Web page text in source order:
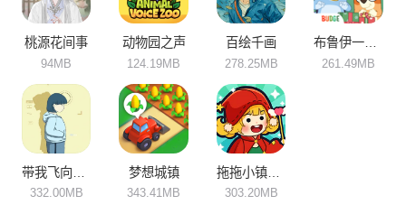
喜欢的小伙伴们可要来下载试
试！
桃源花间事
94MB
动物园之声
124.19MB
百绘千画
278.25MB
布鲁伊一起玩吧
261.49MB
332.00MB
梦想城镇
343.41MB
拖拖小镇穿越忙碌的世界
303.20MB